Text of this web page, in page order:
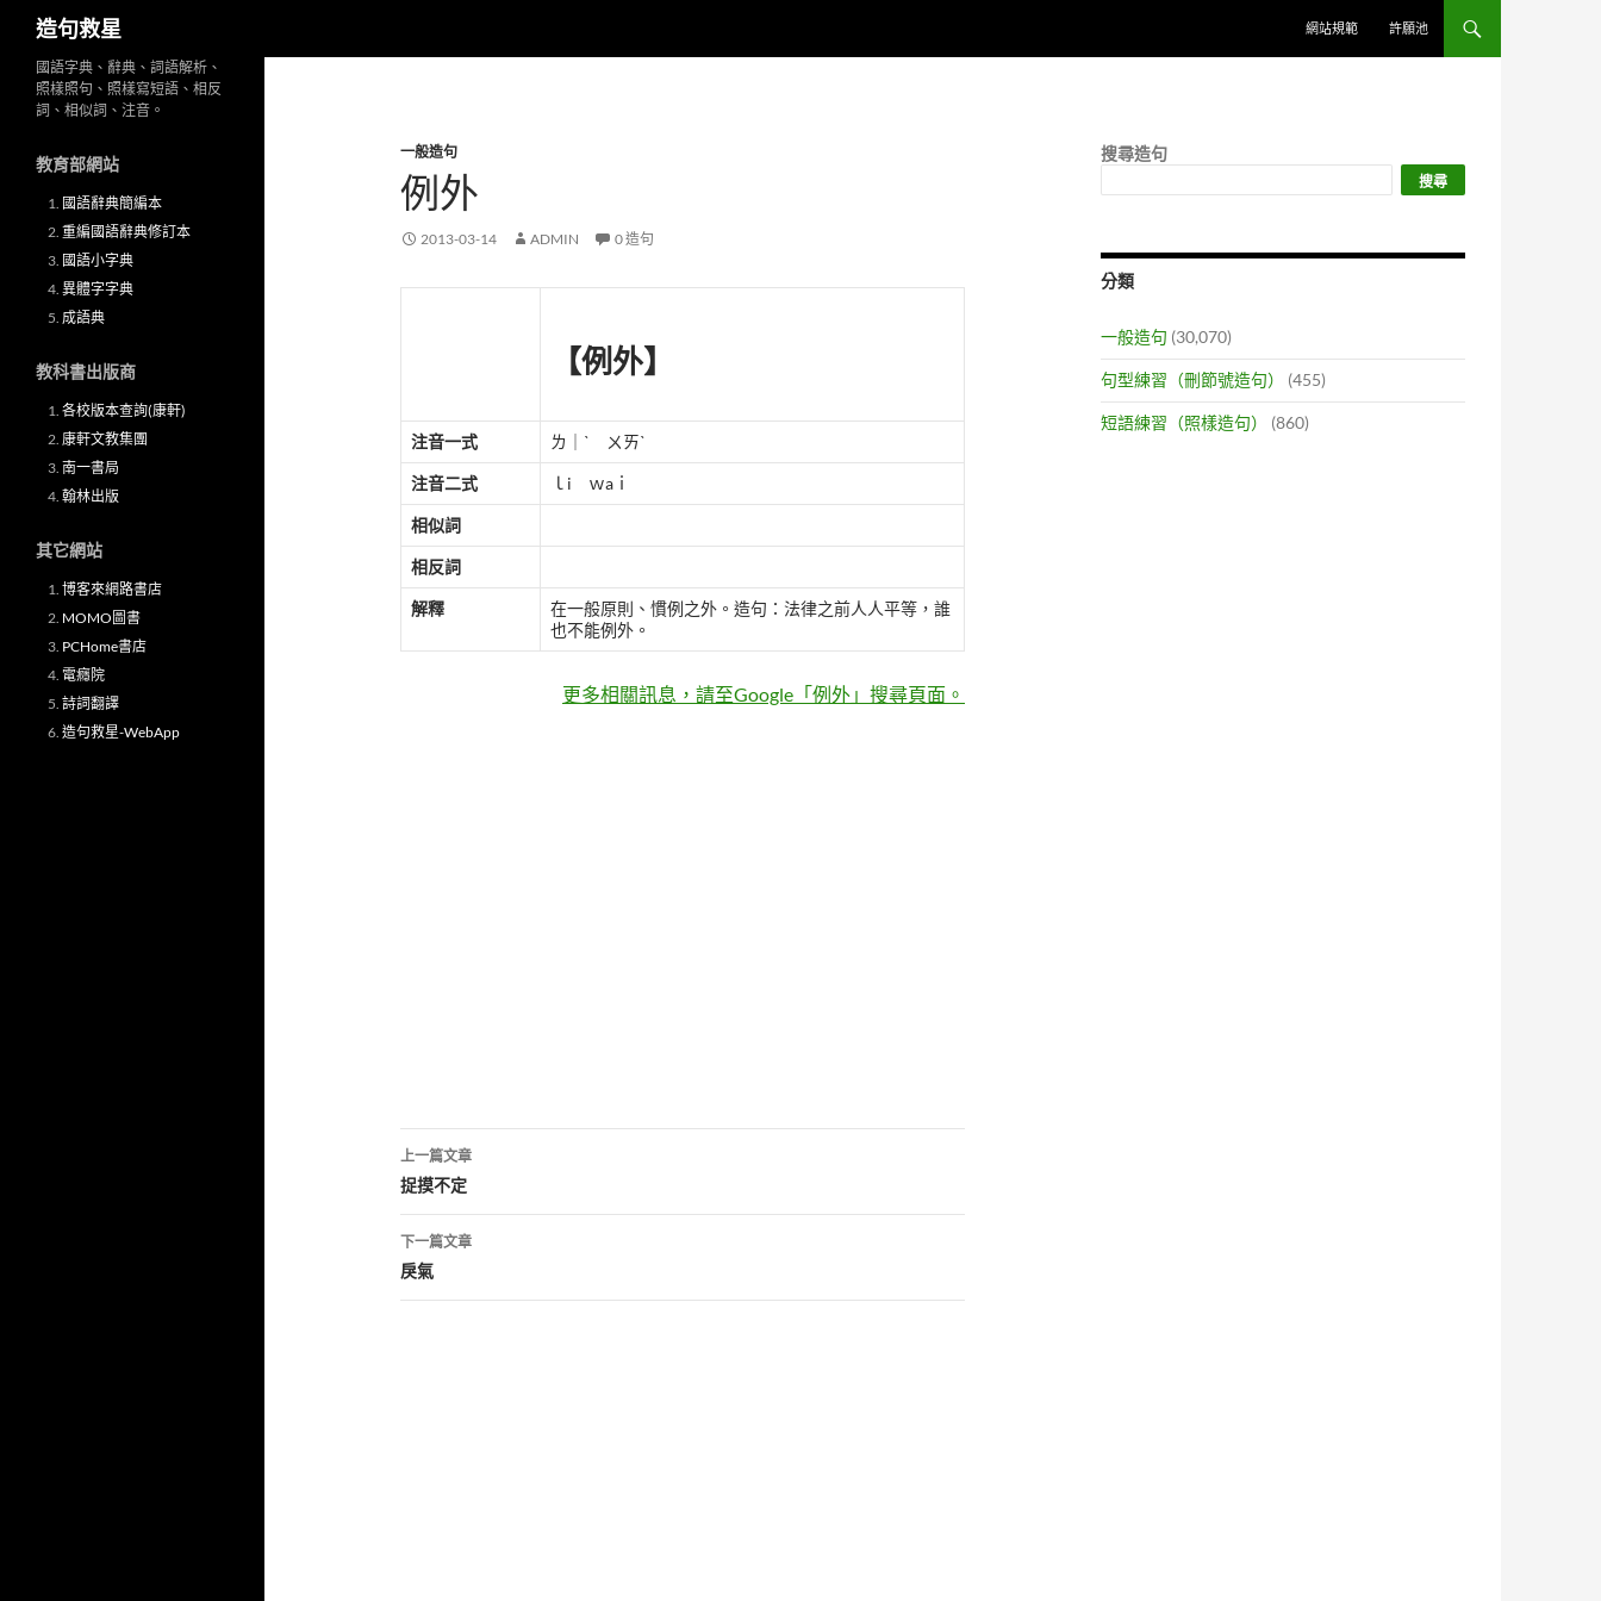
造句救星 網站規範 許願池
一般造句
例外
2013-03-14 ADMIN 0 造句
【例外】
注音一式 ㄌ｜ˋ ㄨㄞˋ
注音二式 ｌi ｗaｉ
相似詞
相反詞
解釋
在一般原則、慣例之外。造句：法律之前人人平等，誰
也不能例外。
更多相關訊息，請至Google「例外」搜尋頁面。
文
章
導
覽
上一篇文章
捉摸不定
下一篇文章
戾氣
搜尋造句
搜尋
分類
一般造句 (30,070)
句型練習（刪節號造句） (455)
短語練習（照樣造句） (860)
國語字典、辭典、詞語解析、
照樣照句、照樣寫短語、相反
詞、相似詞、注音。
教育部網站
國語辭典簡編本
重編國語辭典修訂本
國語小字典
異體字字典
成語典
教科書出版商
各校版本查詢(康軒)
康軒文教集團
南一書局
翰林出版
其它網站
博客來網路書店
MOMO圖書
PCHome書店
電癮院
詩詞翻譯
造句救星-WebApp